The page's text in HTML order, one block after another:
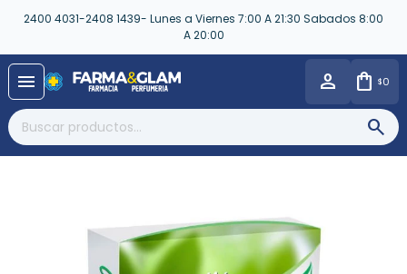
2400 4031-2408 1439- Lunes a Viernes 7:00 A 21:30 Sabados 8:00
A 20:00
menu $0